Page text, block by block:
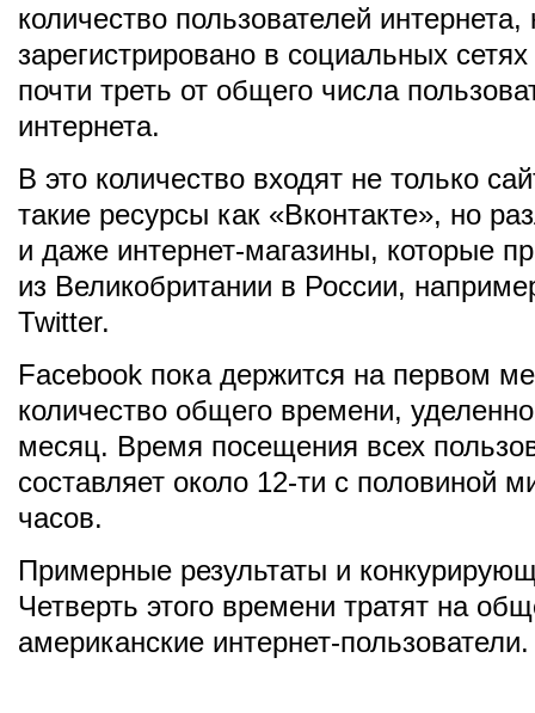
количество пользователей интернета,
зарегистрировано в социальных сетях
почти треть от общего числа
интернета.
В это количество входят не только
такие ресурсы как «Вконтакте», но
и даже интернет-магазины, которые
из Великобритании в России,
Twitter.
Facebook пока держится на первом
количество общего времени,
месяц. Время посещения всех
составляет около 12-ти с половиной
часов.
Примерные результаты и
Четверть этого времени тратят на
американские интернет-пользователи.